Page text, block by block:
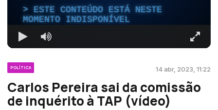
ESTE CONTEÚDO ESTÁ NESTE
MOMENTO INDISPONÍVEL
POLÍTICA 14 abr, 2023, 11:22
Carlos Pereira sai da comissão
de inquérito à TAP (vídeo)